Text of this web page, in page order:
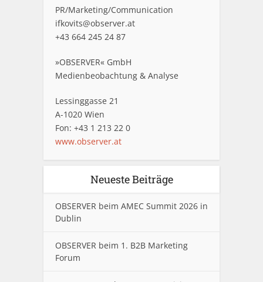
PR/Marketing/Communication
ifkovits@observer.at
+43 664 245 24 87
»OBSERVER« GmbH
Medienbeobachtung & Analyse
Lessinggasse 21
A-1020 Wien
Fon: +43 1 213 22 0
www.observer.at
Neueste Beiträge
OBSERVER beim AMEC Summit 2026 in
Dublin
OBSERVER beim 1. B2B Marketing
Forum